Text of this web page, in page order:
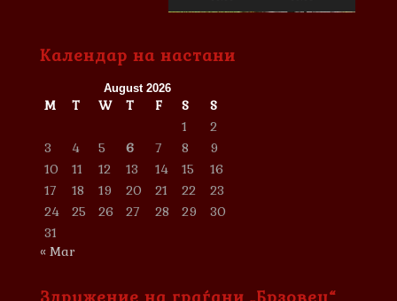
Календар на настани
August 2026
M T W T F S
S
1
2
3
4 5 6 7 8
9
10
11 12 13 14 15
16
17
18 19 20 21 22
23
24
25 26 27 28 29
30
31
« Mar